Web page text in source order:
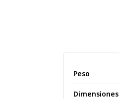
Peso
Dimensiones